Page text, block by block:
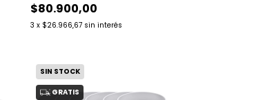
$80.900,00
3 x $26.966,67 sin interés
SIN STOCK
GRATIS